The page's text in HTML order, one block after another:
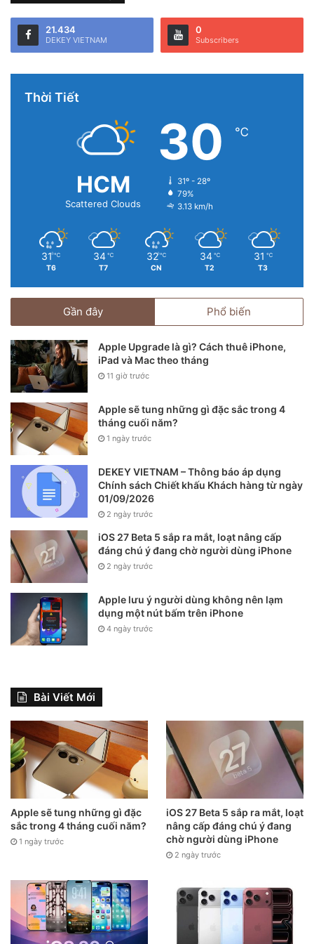
21.434
DEKEY VIETNAM
0
Subscribers
Thời Tiết
HCM
Scattered Clouds
30 ℃
31º - 28º
79%
3.13 km/h
31 ℃
T6
34 ℃
T7
32 ℃
CN
34 ℃
T2
31 ℃
T3
Gần đây Phổ biến
Apple Upgrade là gì? Cách thuê iPhone,
iPad và Mac theo tháng
11 giờ trước
Apple sẽ tung những gì đặc sắc trong 4
tháng cuối năm?
1 ngày trước
DEKEY VIETNAM – Thông báo áp dụng
Chính sách Chiết khấu Khách hàng từ ngày
01/09/2026
2 ngày trước
iOS 27 Beta 5 sắp ra mắt, loạt nâng cấp
đáng chú ý đang chờ người dùng iPhone
2 ngày trước
Apple lưu ý người dùng không nên lạm
dụng một nút bấm trên iPhone
4 ngày trước
Bài Viết Mới
Apple sẽ tung những gì đặc
sắc trong 4 tháng cuối năm?
1 ngày trước
iOS 27 Beta 5 sắp ra mắt, loạt
nâng cấp đáng chú ý đang
chờ người dùng iPhone
2 ngày trước